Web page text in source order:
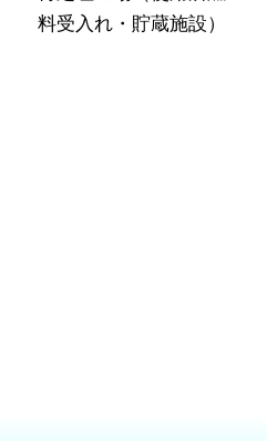
料受入れ・貯蔵施設）